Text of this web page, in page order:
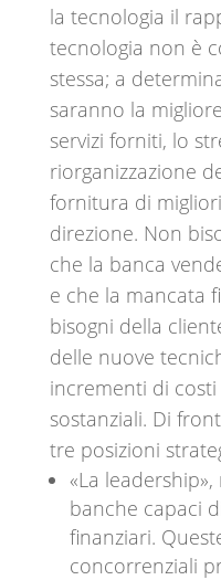
la tecnologia il
tecnologia non è
stessa; a
saranno la
servizi forniti, lo
riorganizzazione
fornitura di
direzione. Non
che la banca
e che la mancata
bisogni della
delle nuove
incrementi di
sostanziali. Di
tre posizioni
«La
banche capaci
finanziari.
concorrenziali